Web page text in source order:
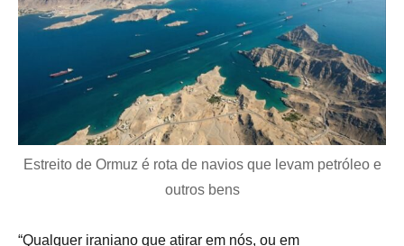
Estreito de Ormuz é rota de navios que levam petróleo e
outros bens
“Qualquer iraniano que atirar em nós, ou em